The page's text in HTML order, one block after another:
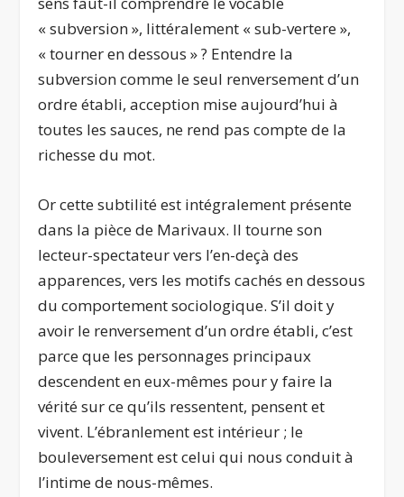
« subversion », littéralement « sub-vertere »,
« tourner en dessous » ? Entendre la
subversion comme le seul renversement d’un
ordre établi, acception mise aujourd’hui à
toutes les sauces, ne rend pas compte de la
richesse du mot.
Or cette subtilité est intégralement présente
dans la pièce de Marivaux. Il tourne son
lecteur-spectateur vers l’en-deçà des
apparences, vers les motifs cachés en dessous
du comportement sociologique. S’il doit y
avoir le renversement d’un ordre établi, c’est
parce que les personnages principaux
descendent en eux-mêmes pour y faire la
vérité sur ce qu’ils ressentent, pensent et
vivent. L’ébranlement est intérieur ; le
bouleversement est celui qui nous conduit à
l’intime de nous-mêmes.